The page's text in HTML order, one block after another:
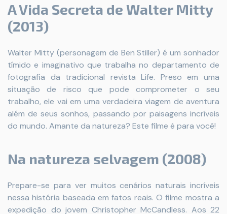
A Vida Secreta de Walter Mitty
(2013)
Walter Mitty (personagem de Ben Stiller) é um sonhador
tímido e imaginativo que trabalha no departamento de
fotografia da tradicional revista Life. Preso em uma
situação de risco que pode comprometer o seu
trabalho, ele vai em uma verdadeira viagem de aventura
além de seus sonhos, passando por paisagens incríveis
do mundo. Amante da natureza? Este filme é para você!
Na natureza selvagem (2008)
Prepare-se para ver muitos cenários naturais incríveis
nessa história baseada em fatos reais. O filme mostra a
expedição do jovem Christopher McCandless. Aos 22